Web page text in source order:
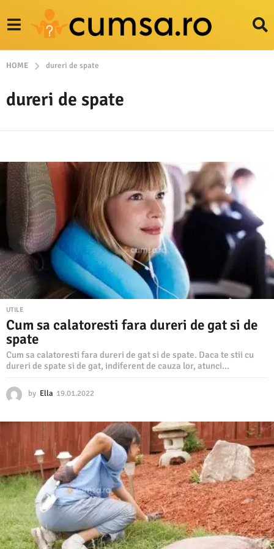
HOME dureri de spate
dureri de spate
UTILE
Cum sa calatoresti fara dureri de gat si de
spate
Cum sa calatoresti fara dureri de gat si de spate. Daca te stii cu
dureri de spate si de gat, indiferent de cauza lor, atunci...
by Ella 19.01.2022
1
.
2
0
2
2